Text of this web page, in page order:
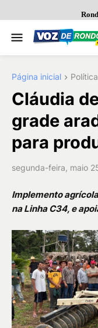
Página inicial Política
Cláudia
grade
para
segunda-feira, maio
Implemento
na Linha C34, e